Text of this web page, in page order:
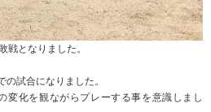
戦となりました。
試合になりました。
変化を観ながらプレーする事を意識しまし